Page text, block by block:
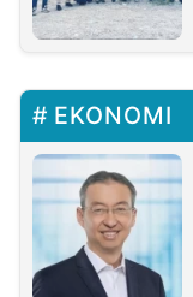
EKONOMI